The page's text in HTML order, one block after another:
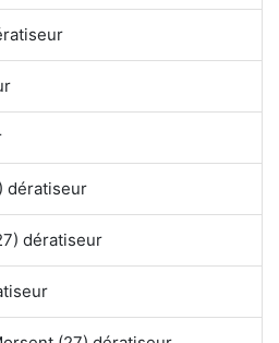
dératiseur
dératiseur